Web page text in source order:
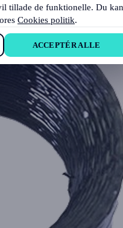
tillade de funktionelle. Du kan
Cookies politik.
ACCEPTÉR ALLE